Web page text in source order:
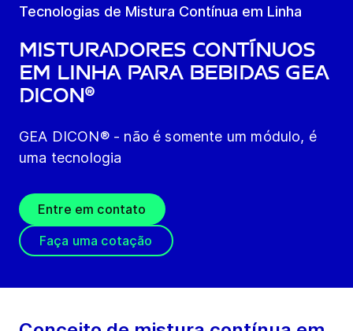
Tecnologias de Mistura Contínua em Linha
Misturadores Contínuos
em Linha para Bebidas GEA
DICON®
GEA DICON® - não é somente um módulo, é
uma tecnologia
Entre em contato
Faça uma cotação